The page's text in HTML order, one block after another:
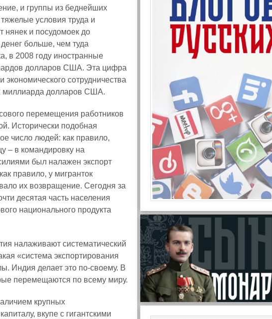
и группы из беднейших
условия труда и
нянек и посудомоек до
больше, чем туда
в 2008 году иностранные
долларов США. Эта цифра
сотрудничества
миллиарда долларов США.
перемещения работников
Исторически подобная
число людей: как правило,
– в командировку на
был налажен экспорт
правило, у мигранток
их возвращение. Сегодня за
десятая часть населения
национального продукта
налаживают систематический
«система экспортирования
Индия делает это по‑своему. В
перемещаются по всему миру.
крупных
вкупе с гигантскими